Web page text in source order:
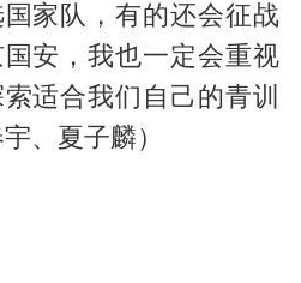
家队，有的还会征战
安，我也一定会重视
适合我们自己的青训
、夏子麟）